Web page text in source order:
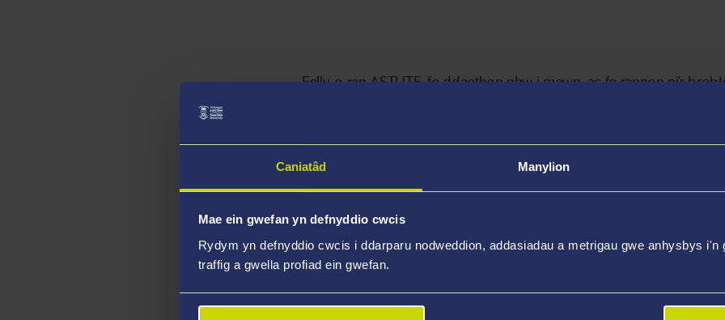
Caniatâd Manylion
Mae ein gwefan yn defnyddio cwcis
Rydym yn defnyddio cwcis i ddarparu nodweddion, addasiadau a metrigau gwe anhysbys i'n
traffig a gwella profiad ein gwefan.
00:01:37
Felly, o ran ASTUTE, fe ddaethon nhw i mewn, ac fe rannon ni’r
brofi ar gyfer y platiau agorfa cyfyngiad.